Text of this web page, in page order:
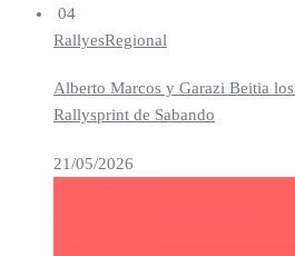
04
RallyesRegional
Alberto Marcos y Garazi Beitia
Rallysprint de Sabando
21/05/2026